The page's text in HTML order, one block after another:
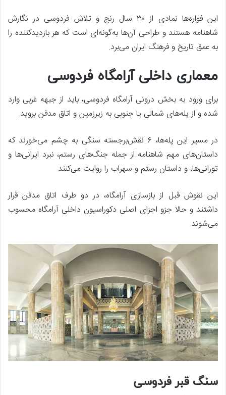
این فواره‌ها نمادی از ۳۰ سال رنج و تلاش فردوسی در نگارش
شاهنامه هستند و طراحی آن‌ها به‌گونه‌ای است که هر بازدیدکننده را
به عمق تاریخ و فرهنگ ایران می‌برد.
معماری داخلی آرامگاه فردوسی
برای ورود به بخش درونی آرامگاه فردوسی، باید از جبهه غربی وارد
شده و از پله‌های شمالی یا جنوبی به زیرزمین و اتاق مدفن بروید.
در مسیر این پله‌ها، ۶ نقش‌برجسته سنگی به چشم می‌خورند که
داستان‌های مهم شاهنامه از جمله جنگ‌های رستم، نبرد ایرانی‌ها و
تورانی‌ها، و داستان رستم و سهراب را روایت می‌کنند.
این نقوش قبل از بازسازی آرامگاه، در دو طرف اتاق مدفن قرار
داشتند و حالا جزو اجزای اصلی دکوراسیون داخلی آرامگاه محسوب
می‌شوند.
سنگ قبر فردوسی